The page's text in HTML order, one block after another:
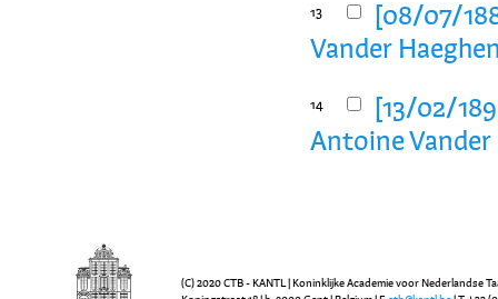
13
[08/07/
Vander
14
[13/02/
Antoine Vander
(C) 2020 CTB - KANTL | Koninklijke Academie voor Nederlandse